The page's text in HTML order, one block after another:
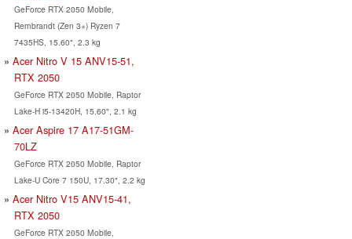
GeForce RTX 2050 Mobile,
Rembrandt (Zen 3+) Ryzen 7
7435HS, 15.60", 2.3 kg
Acer Nitro V 15 ANV15-51,
RTX 2050
GeForce RTX 2050 Mobile, Raptor
Lake-H i5-13420H, 15.60", 2.1 kg
Acer Aspire 17 A17-51GM-
70LZ
GeForce RTX 2050 Mobile, Raptor
Lake-U Core 7 150U, 17.30", 2.2 kg
Acer Nitro V15 ANV15-41,
RTX 2050
GeForce RTX 2050 Mobile,